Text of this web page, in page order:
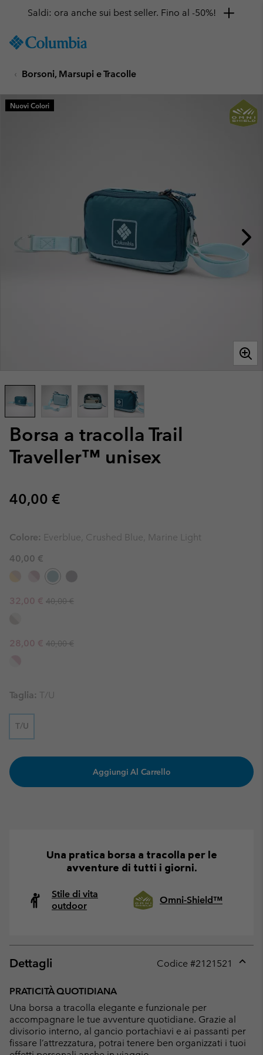
TO
SKIP
MAIN
NAV
Saldi: ora anche sui best seller. Fino al -50%!
Borsoni, Marsupi e Tracolle
Borsa a tracolla Trail
Traveller™ unisex
Regular price:
40,00 €
Nuovi Colori
Colore: Everblue, Crushed Blue, Marine Light
40,00 €
Sale price:
32,00 € Regular price:
40,00 €
Sale price:
28,00 € Regular price:
40,00 €
Taglia: T/U
T/U
Aggiungi Al Carrello
Una pratica borsa a tracolla per le
avventure di tutti i giorni.
Stile di vita
outdoor
Omni-Shield™
Dettagli Codice #2121521
PRATICITÀ QUOTIDIANA
Una borsa a tracolla elegante e funzionale per
accompagnare le tue avventure quotidiane. Grazie al
divisorio interno, al gancio portachiavi e ai passanti per
fissare l’attrezzatura, potrai tenere ben organizzati i tuoi